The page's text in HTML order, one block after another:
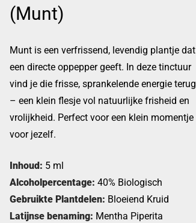
(Munt)
Munt is een verfrissend, levendig plantje dat
een directe oppepper geeft. In deze tinctuur
vind je die frisse, sprankelende energie terug
– een klein flesje vol natuurlijke frisheid en
vrolijkheid. Perfect voor een klein momentje
voor jezelf.
Inhoud: 5 ml
Alcoholpercentage: 40% Biologisch
Gebruikte Plantdelen: Bloeiend Kruid
Latijnse benaming: Mentha Piperita